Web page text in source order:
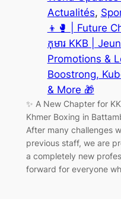
Actualités,
👦🥊 | Future
កុមារ KKB |
Promotions &
Boostrong,
& More 🎁
✨ A New Chapter for
Khmer Boxing in
After many challenges
previous staff, we are
a completely new
forward for everyone